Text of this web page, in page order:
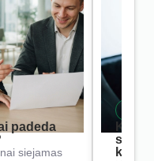
padeda
siejamas
Kaip